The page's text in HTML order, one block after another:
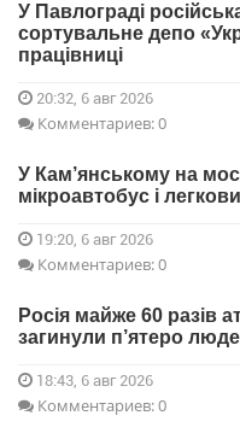
У Павлограді
сортувальне депо
працівниці
20:32, 6 авг 2026
Комментариев: 0
У Кам’янському на
мікроавтобус і
19:20, 6 авг 2026
Комментариев: 0
Росія майже 60 разів
загинули п’ятеро
18:43, 6 авг 2026
Комментариев: 0